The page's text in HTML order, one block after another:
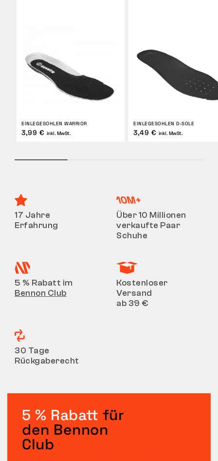
EINLEGESOHLEN WARRIOR
3,99 € inkl. MwSt.
EINLEGESOHLEN D-SOLE
3,49 € inkl. MwSt.
17 Jahre
Erfahrung
Über 10 Millionen
verkaufte Paar
Schuhe
5 % Rabatt im
Bennon Club
Kostenloser
Versand
ab 39 €
30 Tage
Rückgaberecht
5 % Rabatt für
den Bennon
Club